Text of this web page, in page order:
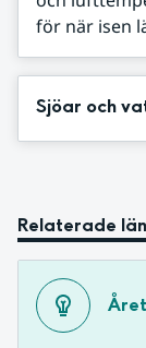
för när isen
Sjöar och
Relaterade